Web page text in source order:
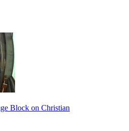
Block on Christian